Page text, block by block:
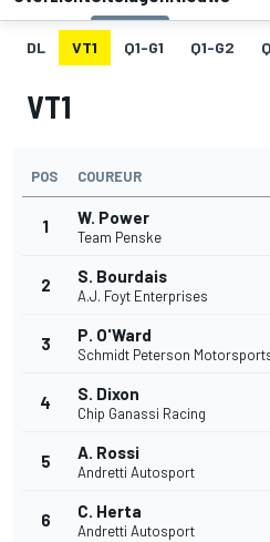
DL VT1 Q1-G1 Q1-G2
VT1
POS COUREUR
1 W. Power
Team Penske
2 S. Bourdais
A.J. Foyt Enterprises
3 P. O'Ward
Schmidt Peterson
4 S. Dixon
Chip Ganassi Racing
5 A. Rossi
Andretti Autosport
6 C. Herta
Andretti Autosport